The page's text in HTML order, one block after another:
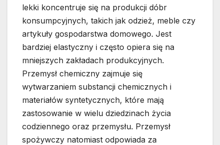
lekki koncentruje się na produkcji dóbr
konsumpcyjnych, takich jak odzież, meble czy
artykuły gospodarstwa domowego. Jest
bardziej elastyczny i często opiera się na
mniejszych zakładach produkcyjnych.
Przemysł chemiczny zajmuje się
wytwarzaniem substancji chemicznych i
materiałów syntetycznych, które mają
zastosowanie w wielu dziedzinach życia
codziennego oraz przemysłu. Przemysł
spożywczy natomiast odpowiada za